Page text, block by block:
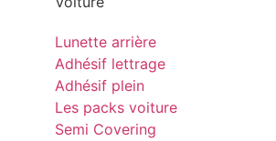
Lunette arrière
Adhésif lettrage
Adhésif plein
Les packs voiture
Semi Covering